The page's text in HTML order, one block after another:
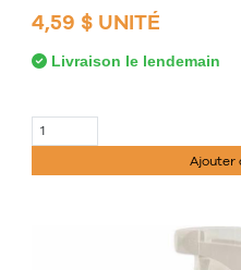
4,59 $ UNITÉ
Livraison le lendemain
Ajouter